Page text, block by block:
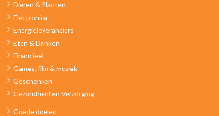
Dieren & Planten
Electronica
Energieleveranciers
Eten & Drinken
Financieel
Games, film & muziek
Geschenken
Gezondheid en Verzorging
Goede doelen